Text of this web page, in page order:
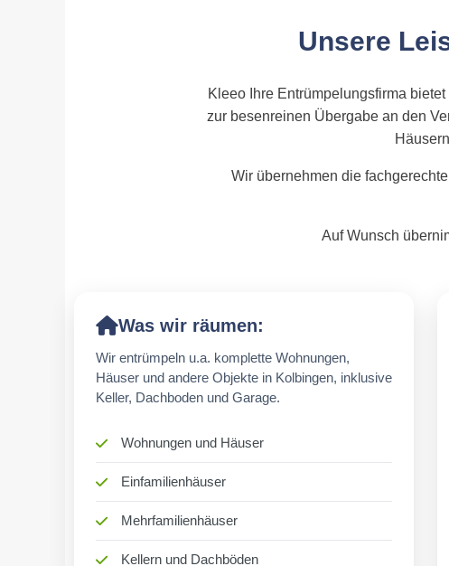
Unsere
Kleeo Ihre Entrümpelungsfirma
zur besenreinen Übergabe an den
Wir übernehmen die
Auf Wunsch
Was wir räumen:
Wir entrümpeln u.a. komplette Wohnungen,
Häuser und andere Objekte in Kolbingen, inklusive
Keller, Dachboden und Garage.
Wohnungen und Häuser
Einfamilienhäuser
Mehrfamilienhäuser
Kellern und Dachböden